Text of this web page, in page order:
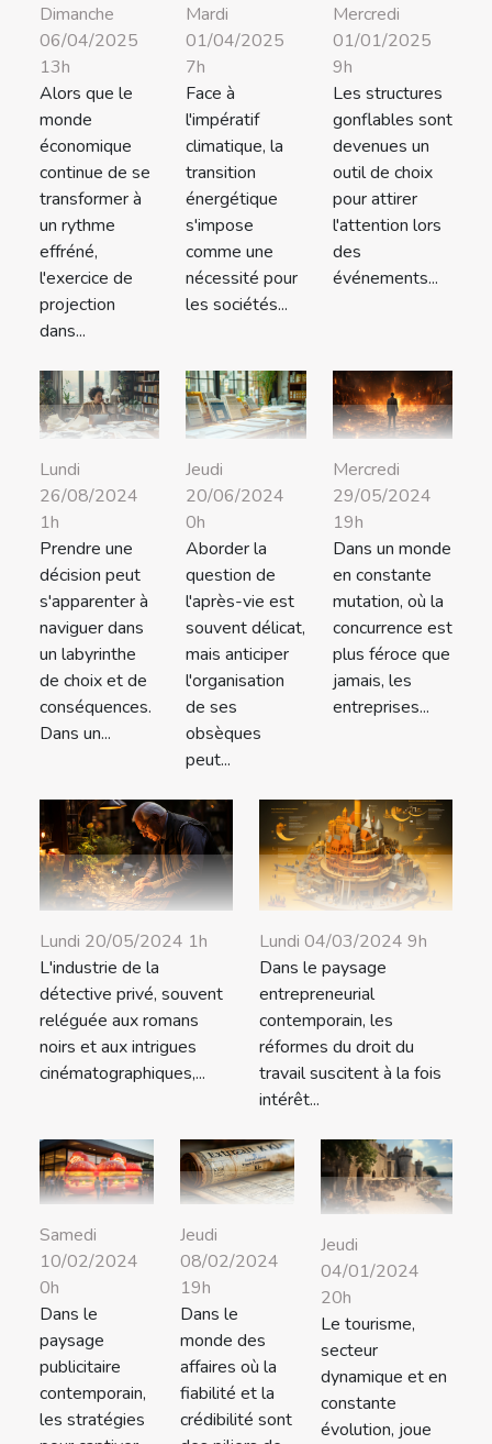
Dimanche
06/04/2025
13h
Alors que le
monde
économique
continue de se
transformer à
un rythme
effréné,
l'exercice de
projection
dans...
Mardi
01/04/2025
7h
Face à
l'impératif
climatique, la
transition
énergétique
s'impose
comme une
nécessité pour
les sociétés...
Mercredi
01/01/2025
9h
Les structures
gonflables sont
devenues un
outil de choix
pour attirer
l'attention lors
des
événements...
Lundi
26/08/2024
1h
Prendre une
décision peut
s'apparenter à
naviguer dans
un labyrinthe
de choix et de
conséquences.
Dans un...
Jeudi
20/06/2024
0h
Aborder la
question de
l'après-vie est
souvent délicat,
mais anticiper
l'organisation
de ses
obsèques
peut...
Mercredi
29/05/2024
19h
Dans un monde
en constante
mutation, où la
concurrence est
plus féroce que
jamais, les
entreprises...
Lundi 20/05/2024 1h
L'industrie de la
détective privé, souvent
reléguée aux romans
noirs et aux intrigues
cinématographiques,...
Lundi 04/03/2024 9h
Dans le paysage
entrepreneurial
contemporain, les
réformes du droit du
travail suscitent à la fois
intérêt...
Samedi
10/02/2024
0h
Dans le
paysage
publicitaire
contemporain,
les stratégies
Jeudi
08/02/2024
19h
Dans le
monde des
affaires où la
fiabilité et la
crédibilité sont
Jeudi
04/01/2024
20h
Le tourisme,
secteur
dynamique et en
constante
évolution, joue